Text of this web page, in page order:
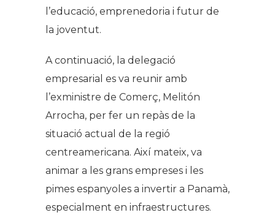
l’educació, emprenedoria i futur de
la joventut.
A continuació, la delegació
empresarial es va reunir amb
l’exministre de Comerç, Melitón
Arrocha, per fer un repàs de la
situació actual de la regió
centreamericana. Així mateix, va
animar a les grans empreses i les
pimes espanyoles a invertir a Panamà,
especialment en infraestructures.